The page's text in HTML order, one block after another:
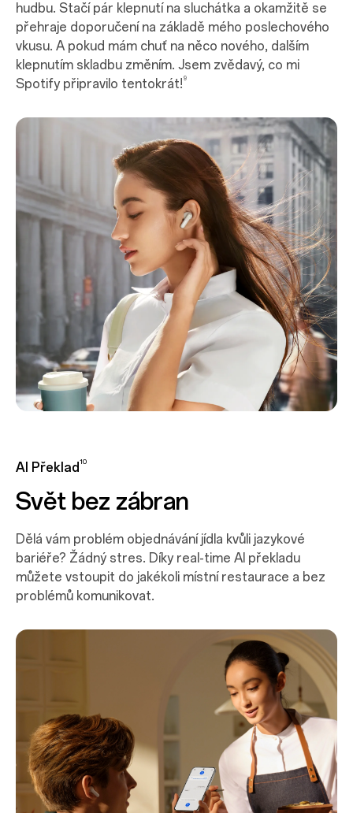
hudbu. Stačí pár klepnutí na sluchátka a okamžitě se
přehraje doporučení na základě mého poslechového
vkusu. A pokud mám chuť na něco nového, dalším
klepnutím skladbu změním. Jsem zvědavý, co mi
Spotify připravilo tentokrát! 9
AI Překlad 10
Svět bez zábran
Dělá vám problém objednávání jídla kvůli jazykové
bariéře? Žádný stres. Díky real-time AI překladu
můžete vstoupit do jakékoli místní restaurace a bez
problémů komunikovat.